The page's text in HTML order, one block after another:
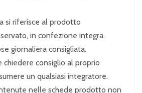
si riferisce al prodotto
in confezione integra.
giornaliera consigliata.
chiedere consiglio al proprio
un qualsiasi integratore.
nelle schede prodotto non